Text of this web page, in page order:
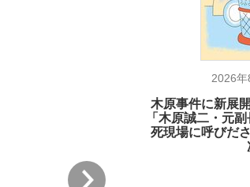
ているのが悲しい」『北の国から』倉本聰氏（
世界的戦略家が“大国中国”を斬る
2026
木原事件に新展
「木原誠二・元
死現場に呼びだ